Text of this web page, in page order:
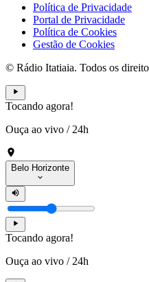
Política de Privacidade
Portal de Privacidade
Política de Cookies
Gestão de Cookies
© Rádio Itatiaia. Todos os
Tocando agora!
Ouça ao vivo / 24h
Belo Horizonte
Tocando agora!
Ouça ao vivo / 24h